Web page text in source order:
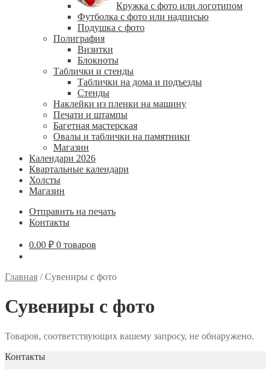
Кружка с фото или логотипом
Футболка с фото или надписью
Подушка с фото
Полиграфия
Визитки
Блокноты
Таблички и стенды
Таблички на дома и подъезды
Стенды
Наклейки из пленки на машину
Печати и штампы
Багетная мастерская
Овалы и таблички на памятники
Магазин
Календари 2026
Квартальные календари
Холсты
Магазин
Отправить на печать
Контакты
0.00 ₽ 0 товаров
Главная /Сувениры с фото
Сувениры с фото
Товаров, соответствующих вашему запросу, не обнаружено.
Контакты